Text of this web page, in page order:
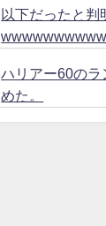
以下だったと判
wwwwwwwwww
ハリアー60のラ
めた。